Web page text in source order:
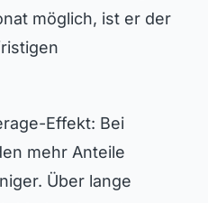
möglich, ist er der
Effekt: Bei
mehr Anteile
Über lange